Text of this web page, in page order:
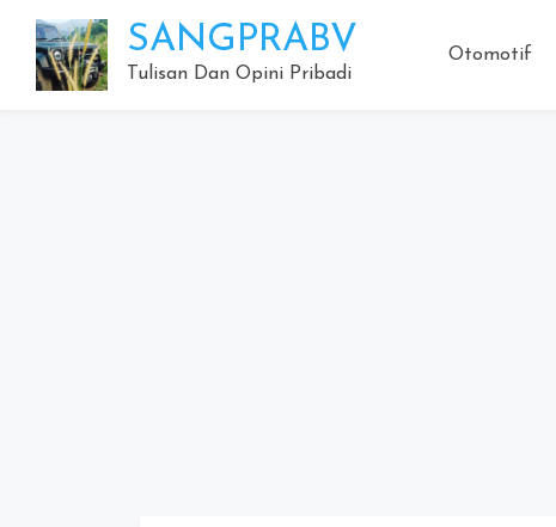
content
SANGPRABV
Tulisan Dan Opini Pribadi
Otomotif